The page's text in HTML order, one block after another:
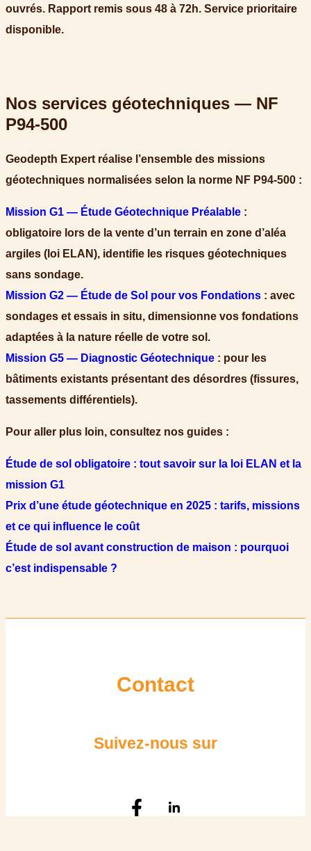
ouvrés. Rapport remis sous 48 à 72h. Service prioritaire
disponible.
Nos services géotechniques — NF
P94-500
Geodepth Expert réalise l’ensemble des missions
géotechniques normalisées selon la norme NF P94-500 :
Mission G1 — Étude Géotechnique Préalable :
obligatoire lors de la vente d’un terrain en zone d’aléa
argiles (loi ELAN), identifie les risques géotechniques
sans sondage.
Mission G2 — Étude de Sol pour vos Fondations : avec
sondages et essais in situ, dimensionne vos fondations
adaptées à la nature réelle de votre sol.
Mission G5 — Diagnostic Géotechnique : pour les
bâtiments existants présentant des désordres (fissures,
tassements différentiels).
Pour aller plus loin, consultez nos guides :
Étude de sol obligatoire : tout savoir sur la loi ELAN et la
mission G1
Prix d’une étude géotechnique en 2025 : tarifs, missions
et ce qui influence le coût
Étude de sol avant construction de maison : pourquoi
c’est indispensable ?
Contact
Suivez-nous sur